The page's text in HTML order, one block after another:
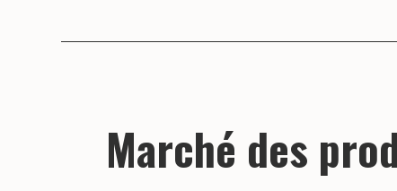
Marché des